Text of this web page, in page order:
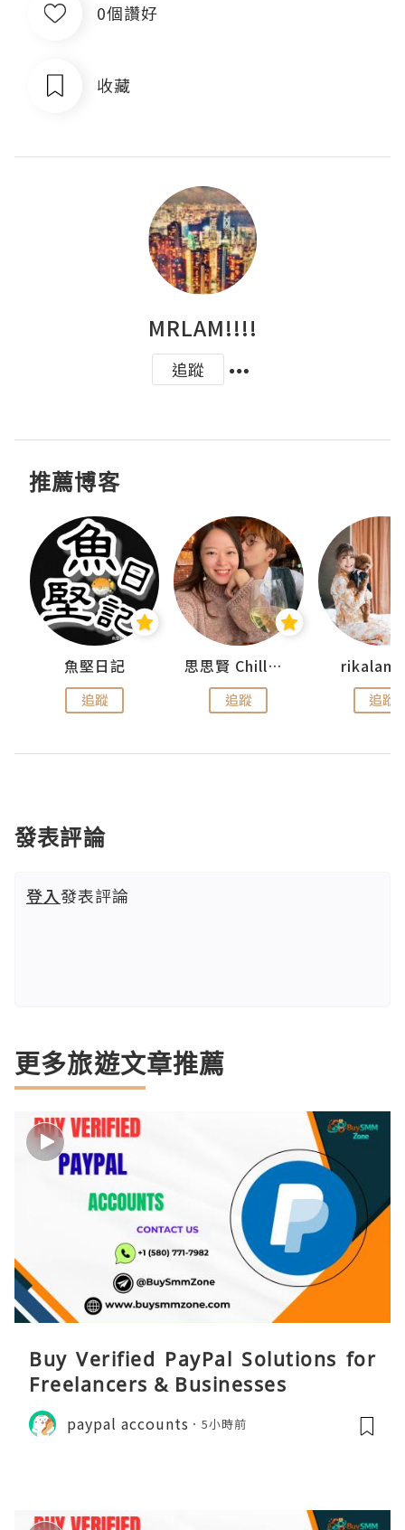
0個讚好
收藏
MRLAM!!!!
追蹤
推薦博客
魚堅日記
追蹤
思思賢 ChillMyBabe
追蹤 追蹤
發表評論
登入發表評論
更多旅遊文章推薦
Buy Verified PayPal Solutions for
Freelancers & Businesses
paypal accounts 5小時前